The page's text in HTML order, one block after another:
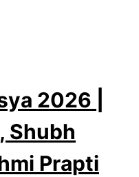
2026 |
Shubh
Prapti